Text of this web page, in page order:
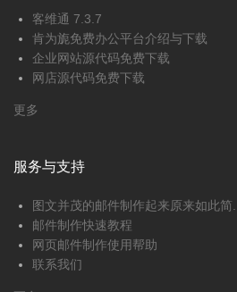
客维通 7.3.7
肯为旎免费办公平台介绍与下载
企业网站源代码免费下载
网店源代码免费下载
更多
服务与支持
图文并茂的邮件制作起来原来如此简...
邮件制作快速教程
网页邮件制作使用帮助
联系我们